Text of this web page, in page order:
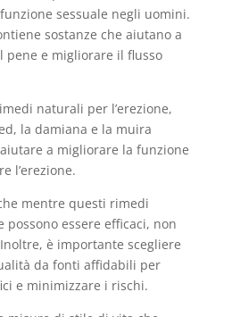
sessuale negli uomini.
sostanze che aiutano a
pene e migliorare il flusso
naturali per l’erezione,
la damiana e la muira
a migliorare la funzione
l’erezione.
mentre questi rimedi
possono essere efficaci, non
è importante scegliere
da fonti affidabili per
e minimizzare i rischi.